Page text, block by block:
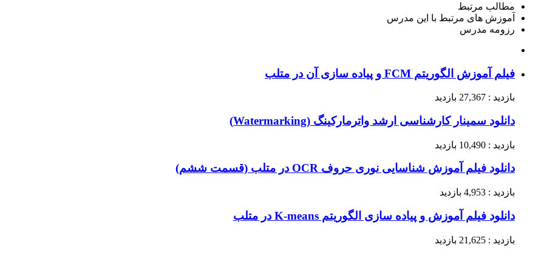
مطالب مرتبط
آموزش های مرتبط با این مدرس
رزومه مدرس
فیلم آموزش الگوریتم FCM و پیاده سازی آن در متلب
بازدید : 27,367 بازدید
دانلود سمینار کارشناسی ارشد واترمارکینگ (Watermarking)
بازدید : 10,490 بازدید
دانلود فیلم آموزش شناسایی نوری حروف OCR در متلب (قسمت ششم)
بازدید : 4,953 بازدید
دانلود فیلم آموزش و پیاده سازی الگوریتم K-means در متلب
بازدید : 21,625 بازدید